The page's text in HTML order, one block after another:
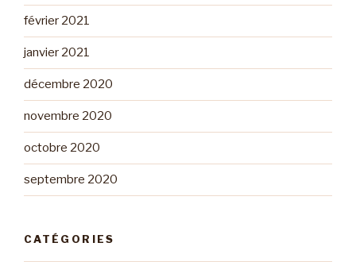
février 2021
janvier 2021
décembre 2020
novembre 2020
octobre 2020
septembre 2020
CATÉGORIES